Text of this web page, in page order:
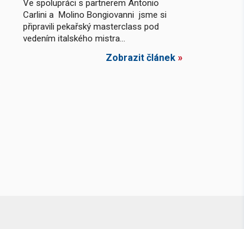
Ve spolupráci s partnerem Antonio
Carlini a Molino Bongiovanni jsme si
připravili pekařský masterclass pod
vedením italského mistra...
Zobrazit článek »